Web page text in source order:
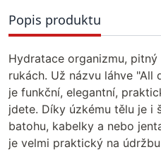
Popis produktu
Hydratace organizmu,
rukách. Už názvu láhve "All
je funkční, elegantní,
jdete. Díky úzkému tělu je i
batohu, kabelky a nebo
je velmi praktický na